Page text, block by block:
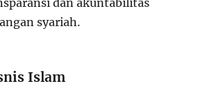
syariah.
Islam